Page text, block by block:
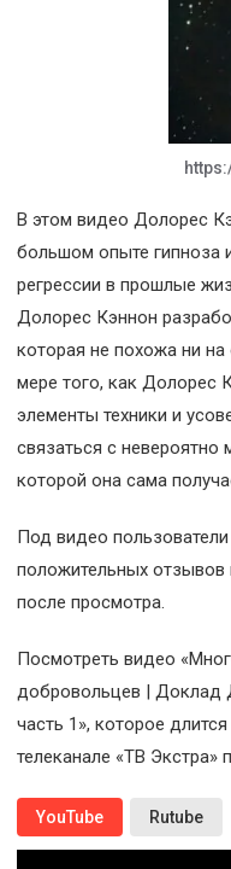
В этом видео Долорес
большом опыте гипноза
регрессии в прошлые
Долорес Кэннон
которая не похожа ни на
мере того, как Долорес
элементы техники и
связаться с
которой она сама
Под видео
положительных
после просмотра.
Посмотреть видео
добровольцев | Доклад
часть 1», которое
телеканале «ТВ Экстра»
YouTube Rutube